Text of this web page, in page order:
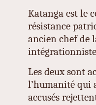
Katanga est le
résistance
ancien chef de
Les deux sont
l’humanité qui
accusés